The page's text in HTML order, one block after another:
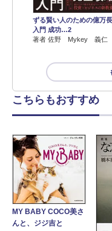
ずる賢い人のための億万
入門 成功…2
著者 佐野 Mykey 義仁
こちらもおすすめ
MY BABY COCO美さ
んと、ジジ吉と